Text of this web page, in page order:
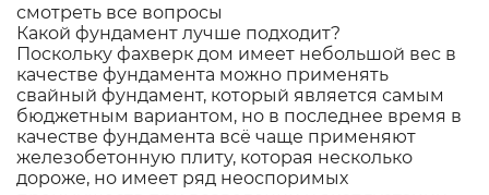
смотреть все вопросы
Какой фундамент лучше подходит?
Поскольку фахверк дом имеет небольшой вес в
качестве фундамента можно применять
свайный фундамент, который является самым
бюджетным вариантом, но в последнее время в
качестве фундамента всё чаще применяют
железобетонную плиту, которая несколько
дороже, но имеет ряд неоспоримых